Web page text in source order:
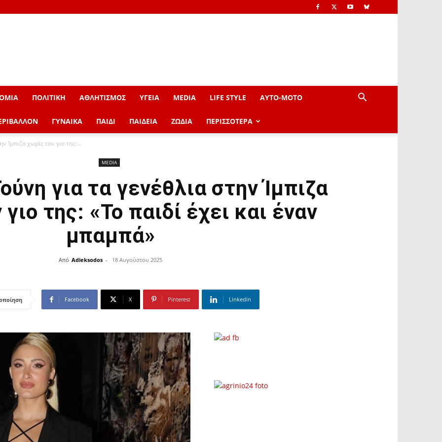
ΠΟΛΙΤΙΚΗ ΑΘΛΗΤΙΣΜΟΣ ΥΓΕΙΑ MEDIA LIFE STYLE AYTO-ΜOTO
ΓΥΝΑΙΚΑ ΠΑΙΔΙ ΠΑΙΔΕΙΑ ΖΩΔΙΑ ΠΕΡΙΣΣΟΤΕΡΑ
Ίμπιζα χωρίς τον γιο της:...
MEDIA
για τα γενέθλια στην Ίμπιζα
της: «Το παιδί έχει και έναν
μπαμπά»
Από Adieksodos - 18 Αυγούστου 2025
Facebook X Pinterest Linkedin